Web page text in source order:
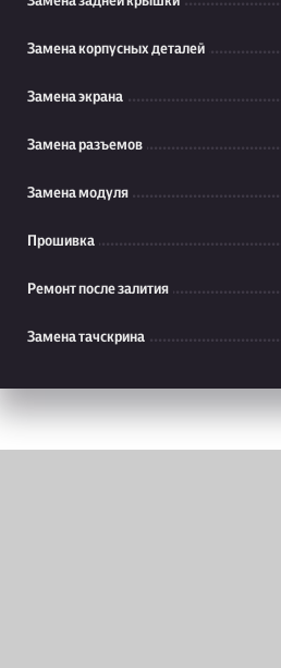
Замена корпусных деталей
Замена экрана
Замена разъемов
Замена модуля
Прошивка
Ремонт после залития
Замена тачскрина